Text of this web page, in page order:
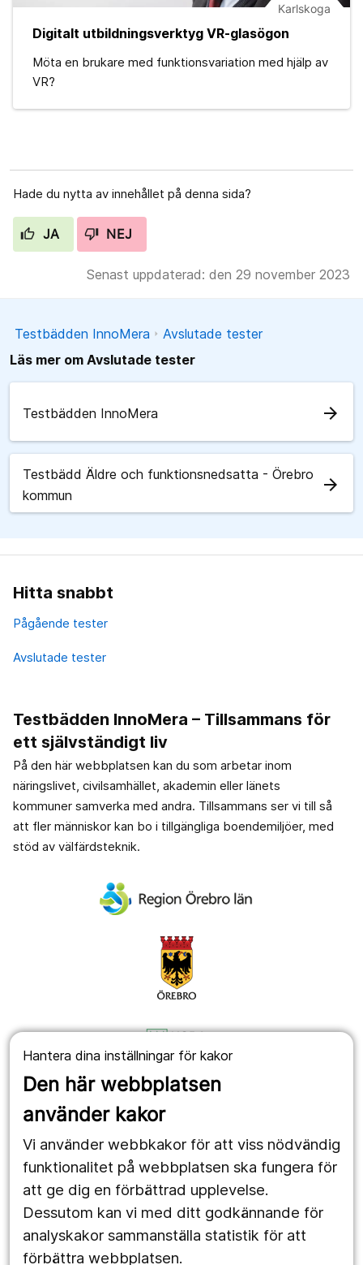
Hantera dina inställningar för kakor
Den här webbplatsen
använder kakor
Vi använder webbkakor för att viss nödvändig
funktionalitet på webbplatsen ska fungera för
att ge dig en förbättrad upplevelse.
Dessutom kan vi med ditt godkännande för
analyskakor sammanställa statistik för att
förbättra webbplatsen.
Karlskoga
Digitalt utbildningsverktyg VR-glasögon
Möta en brukare med funktionsvariation med hjälp av
VR?
Hade du nytta av innehållet på denna sida?
JA NEJ
Senast uppdaterad: den 29 november 2023
Testbädden InnoMera
Avslutade tester
Läs mer om Avslutade tester
Testbädden InnoMera arrow_forward
Testbädd Äldre och funktionsnedsatta - Örebro
kommun
arrow_forward
Hitta snabbt
Pågående tester
Avslutade tester
Testbädden InnoMera – Tillsammans för
ett självständigt liv
På den här webbplatsen kan du som arbetar inom
näringslivet, civilsamhället, akademin eller länets
kommuner samverka med andra. Tillsammans ser vi till så
att fler människor kan bo i tillgängliga boendemiljöer, med
stöd av välfärdsteknik.